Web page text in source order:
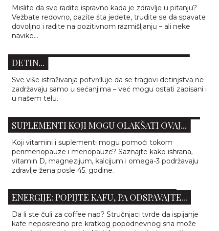
Mislite da sve radite ispravno kada je zdravlje u pitanju?
Vežbate redovno, pazite šta jedete, trudite se da spavate
dovoljno i radite na pozitivnom razmišljanju – ali neke
navike...
GODINAMA VAS MUČI STOMAK? NAUČNICI
DETIN...
Sve više istraživanja potvrđuje da se tragovi detinjstva ne
zadržavaju samo u sećanjima – već mogu ostati zapisani i
u našem telu.
SUPLEMENTI KOJI MOGU OLAKŠATI OVAJ...
Koji vitamini i suplementi mogu pomoći tokom
perimenopauze i menopauze? Saznajte kako ishrana,
vitamin D, magnezijum, kalcijum i omega-3 podržavaju
zdravlje žena posle 45. godine.
ENERGIJE: POPIJTE KAFU, PA ODSPAVAJTE...
Da li ste čuli za coffee nap? Stručnjaci tvrde da ispijanje
kafe neposredno pre kratkog popodnevnog sna može